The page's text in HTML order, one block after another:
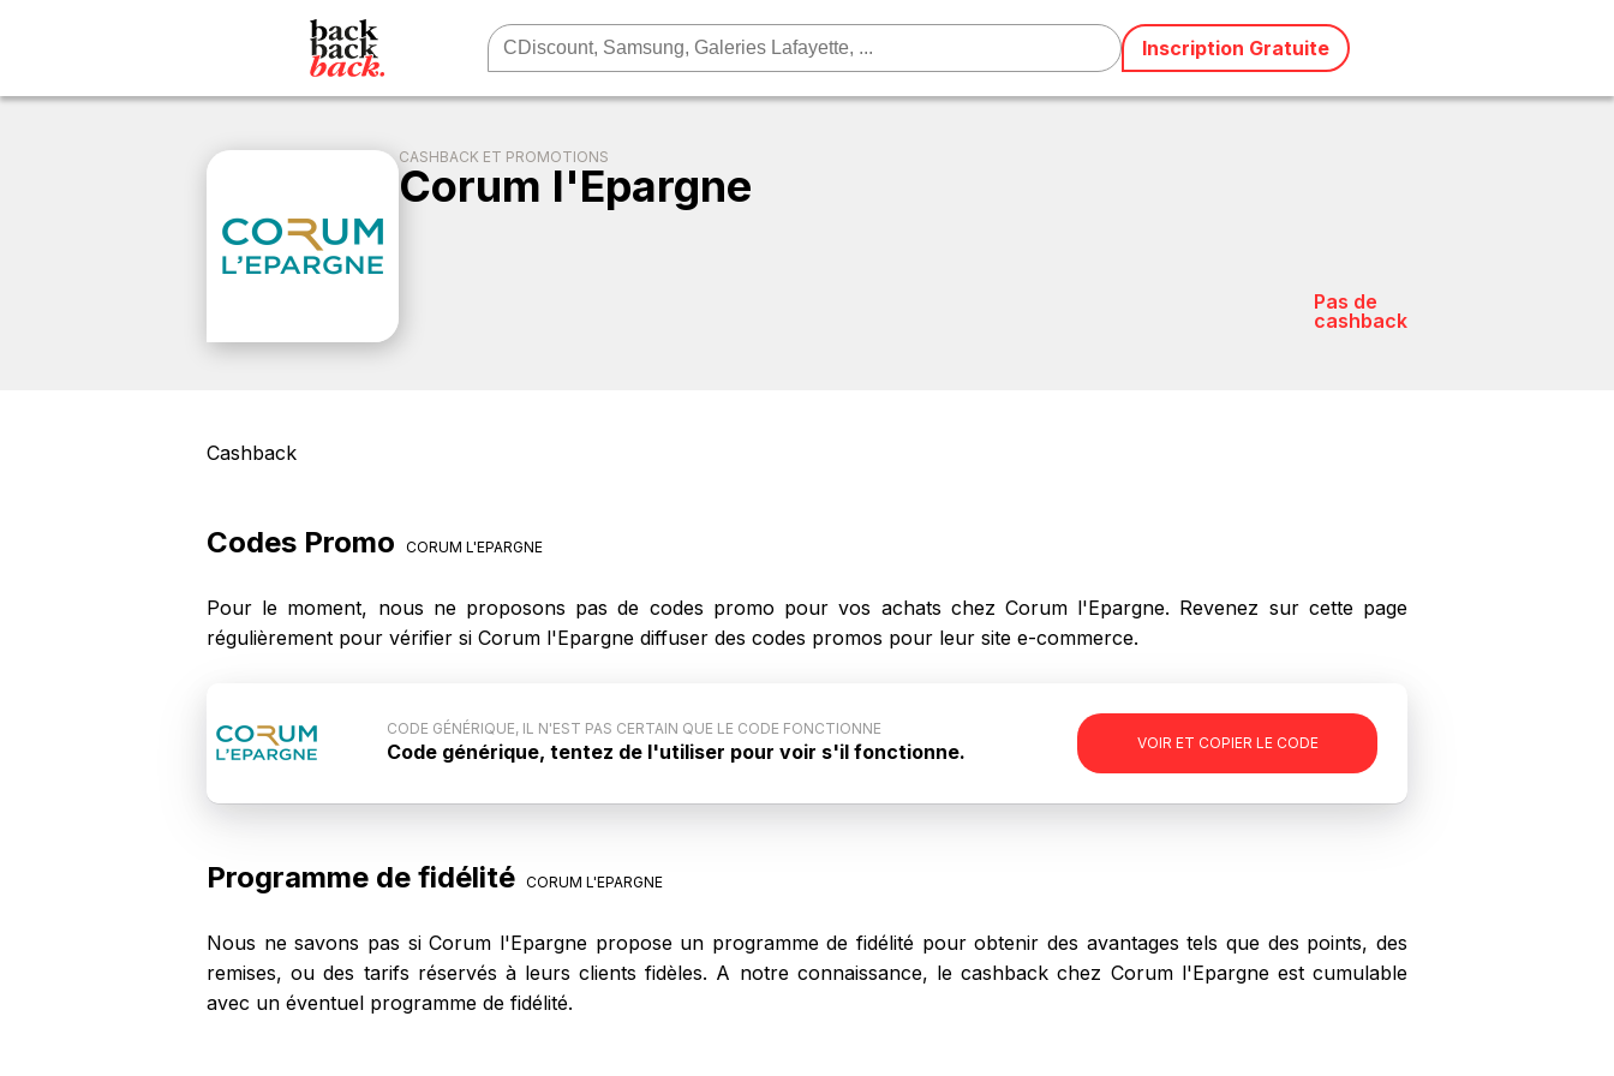
CASHBACK ET PROMOTIONS
Corum l'Epargne
Pas de
cashback
Cashback
Codes Promo CORUM L'EPARGNE
Pour le moment, nous ne proposons pas de codes promo pour vos achats chez Corum l'Epargne. Revenez sur cette page
régulièrement pour vérifier si Corum l'Epargne diffuser des codes promos pour leur site e-commerce.
VOIR ET COPIER LE CODE
CODE GÉNÉRIQUE, IL N'EST PAS CERTAIN QUE LE CODE FONCTIONNE
Code générique, tentez de l'utiliser pour voir s'il fonctionne.
l'Epargne n'est pas communiqué par le site internet. Aussi, il est
l'Epargne.
Programme de fidélité CORUM L'EPARGNE
Nous ne savons pas si Corum l'Epargne propose un programme de fidélité pour obtenir des avantages tels que des points, des
remises, ou des tarifs réservés à leurs clients fidèles. A notre connaissance, le cashback chez Corum l'Epargne est cumulable
avec un éventuel programme de fidélité.
Inscription Gratuite